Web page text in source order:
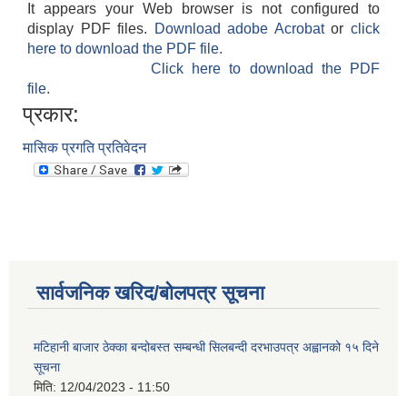
It appears your Web browser is not configured to
display PDF files.
Download adobe Acrobatorclick
here to download the PDF file.
Click here to download the PDF
file.
प्रकार:
मासिक प्रगति प्रतिवेदन
सार्वजनिक खरिद/बोलपत्र सूचना
मटिहानी बाजार ठेक्का बन्दोबस्त सम्बन्धी सिलबन्दी दरभाउपत्र अह्वानको १५ दिने
सूचना
मिति: 12/04/2023 - 11:50